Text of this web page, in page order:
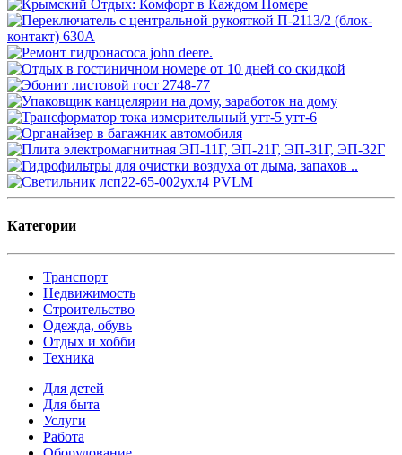
Категории
Транспорт
Недвижимость
Строительство
Одежда, обувь
Отдых и хобби
Техника
Для детей
Для быта
Услуги
Работа